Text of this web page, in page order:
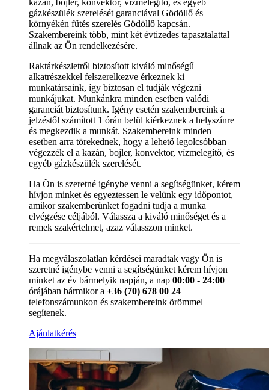
gázkészülék szerelését garanciával Gödöllő és
környékén fűtés szerelés Gödöllő kapcsán.
Szakembereink több, mint két évtizedes tapasztalattal
állnak az Ön rendelkezésére.
Raktárkészletről biztosított kiváló minőségű
alkatrészekkel felszerelkezve érkeznek ki
munkatársaink, így biztosan el tudják végezni
munkájukat. Munkánkra minden esetben valódi
garanciát biztosítunk. Igény esetén szakembereink a
jelzéstől számított 1 órán belül kiérkeznek a helyszínre
és megkezdik a munkát. Szakembereink minden
esetben arra törekednek, hogy a lehető legolcsóbban
végezzék el a kazán, bojler, konvektor, vízmelegítő, és
egyéb gázkészülék szerelését.
Ha Ön is szeretné igénybe venni a segítségünket, kérem
hívjon minket és egyeztessen le velünk egy időpontot,
amikor szakemberünket fogadni tudja a munka
elvégzése céljából. Válassza a kiváló minőséget és a
remek szakértelmet, azaz válasszon minket.
Ha megválaszolatlan kérdései maradtak vagy Ön is
szeretné igénybe venni a segítségünket kérem hívjon
minket az év bármelyik napján, a nap 00:00 - 24:00
órájában bármikor a +36 (70) 678 00 24
telefonszámunkon és szakembereink örömmel
segítenek.
Ajánlatkérés